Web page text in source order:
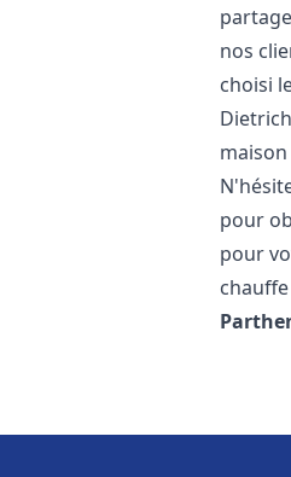
nos
choisi
Dietrich
pour
pour